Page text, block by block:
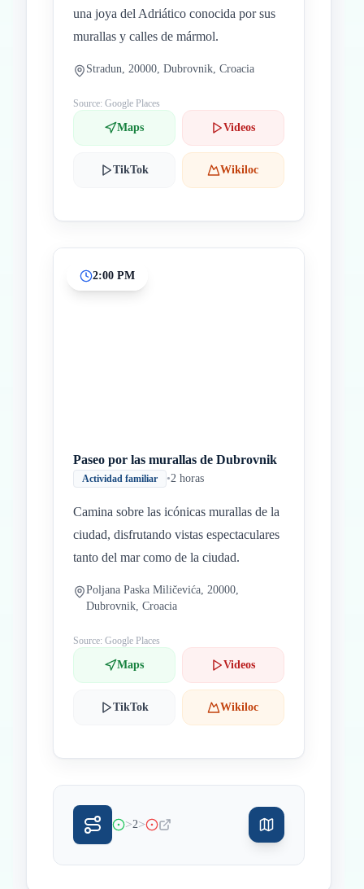
una joya del Adriático conocida por sus
murallas y calles de mármol.
Stradun, 20000, Dubrovnik, Croacia
Source: Google Places
Maps Videos
TikTok Wikiloc
2:00 PM
Paseo por las murallas de Dubrovnik
Actividad familiar •2 horas
Camina sobre las icónicas murallas de la
ciudad, disfrutando vistas espectaculares
tanto del mar como de la ciudad.
Poljana Paska Miličevića, 20000,
Dubrovnik, Croacia
Source: Google Places
Maps Videos
TikTok Wikiloc
>2>